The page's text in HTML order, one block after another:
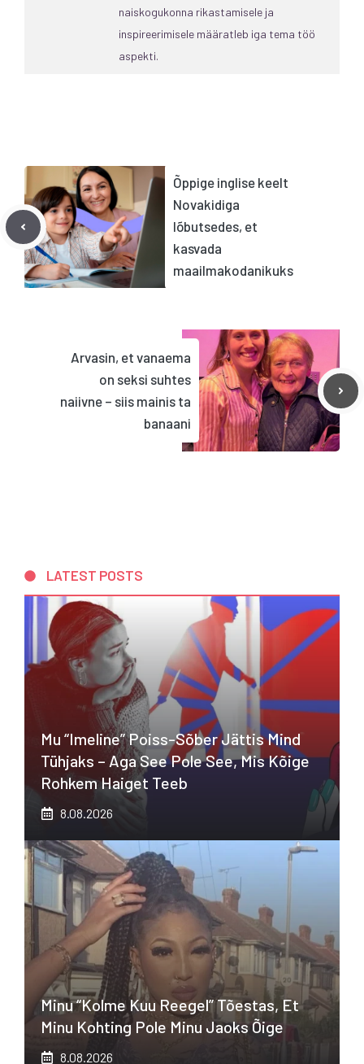
naiskogukonna rikastamisele ja
inspireerimisele määratleb iga tema töö
aspekti.
Õppige inglise keelt
Novakidiga
lõbutsedes, et
kasvada
maailmakodanikuks
Arvasin, et vanaema
on seksi suhtes
naiivne – siis mainis ta
banaani
LATEST POSTS
Mu “imeline” Poiss-Sõber Jättis Mind
Tühjaks – Aga See Pole See, Mis Kõige
Rohkem Haiget Teeb
8.08.2026
Minu “kolme Kuu Reegel” Tõestas, Et
Minu Kohting Pole Minu Jaoks Õige
8.08.2026